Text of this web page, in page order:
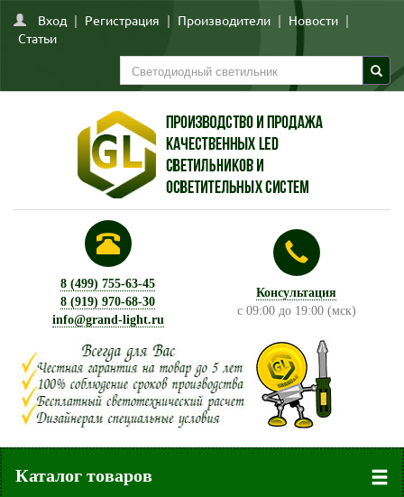
Вход | Регистрация | Производители | Новости |
Статьи
8 (499) 755-63-45
8 (919) 970-68-30
info@grand-light.ru
Консультация
с 09:00 до 19:00 (мск)
Каталог товаров